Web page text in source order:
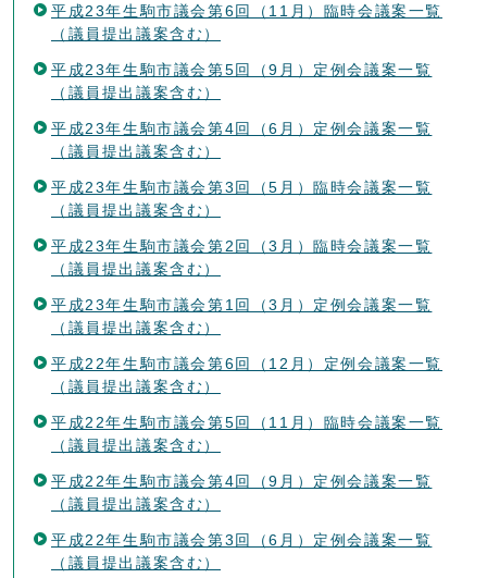
平成23年生駒市議会第6回（11月）臨時会議案一覧
（議員提出議案含む）
平成23年生駒市議会第5回（9月）定例会議案一覧
（議員提出議案含む）
平成23年生駒市議会第4回（6月）定例会議案一覧
（議員提出議案含む）
平成23年生駒市議会第3回（5月）臨時会議案一覧
（議員提出議案含む）
平成23年生駒市議会第2回（3月）臨時会議案一覧
（議員提出議案含む）
平成23年生駒市議会第1回（3月）定例会議案一覧
（議員提出議案含む）
平成22年生駒市議会第6回（12月）定例会議案一覧
（議員提出議案含む）
平成22年生駒市議会第5回（11月）臨時会議案一覧
（議員提出議案含む）
平成22年生駒市議会第4回（9月）定例会議案一覧
（議員提出議案含む）
平成22年生駒市議会第3回（6月）定例会議案一覧
（議員提出議案含む）